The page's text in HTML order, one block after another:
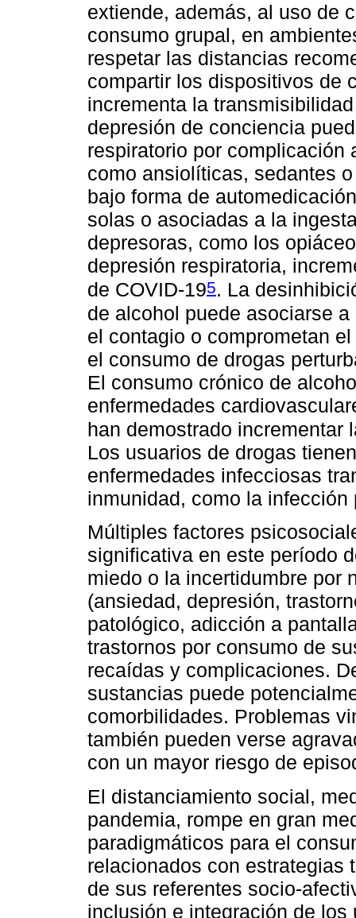
extiende, además, al uso de
consumo grupal, en
respetar las distancias
compartir los dispositivos de
incrementa la
depresión de conciencia
respiratorio por complicación
como ansiolíticas, sedantes
bajo forma de
solas o asociadas a la
depresoras, como los
depresión respiratoria,
de COVID-195. La
de alcohol puede asociarse
el contagio o comprometan
el consumo de drogas
El consumo crónico de
enfermedades
han demostrado incrementar
Los usuarios de drogas
enfermedades infecciosas
inmunidad, como la infección
Múltiples factores
significativa en este período
miedo o la incertidumbre por
(ansiedad, depresión,
patológico, adicción a
trastornos por consumo de
recaídas y complicaciones.
sustancias puede
comorbilidades. Problemas
también pueden verse
con un mayor riesgo de
El distanciamiento social,
pandemia, rompe en gran
paradigmáticos para el
relacionados con estrategias
de sus referentes socio-
inclusión e integración de